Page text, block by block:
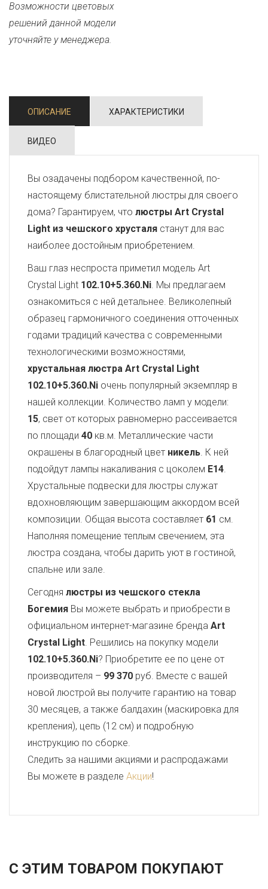
Возможности цветовых
решений данной модели
уточняйте у менеджера.
ОПИСАНИЕ ХАРАКТЕРИСТИКИ
ВИДЕО
Вы озадачены подбором качественной, по-
настоящему блистательной люстры для своего
дома? Гарантируем, что люстры Art Crystal
Light из чешского хрусталя станут для вас
наиболее достойным приобретением.
Ваш глаз неспроста приметил модель Art
Crystal Light 102.10+5.360.Ni. Мы предлагаем
ознакомиться с ней детальнее. Великолепный
образец гармоничного соединения отточенных
годами традиций качества с современными
технологическими возможностями,
хрустальная люстра Art Crystal Light
102.10+5.360.Ni очень популярный экземпляр в
нашей коллекции. Количество ламп у модели:
15, свет от которых равномерно рассеивается
по площади 40 кв.м. Металлические части
окрашены в благородный цвет никель. К ней
подойдут лампы накаливания с цоколем E14.
Хрустальные подвески для люстры служат
вдохновляющим завершающим аккордом всей
композиции. Общая высота составляет 61 см.
Наполняя помещение теплым свечением, эта
люстра создана, чтобы дарить уют в гостиной,
спальне или зале.
Сегодня люстры из чешского стекла
Богемия Вы можете выбрать и приобрести в
официальном интернет-магазине бренда Art
Crystal Light. Решились на покупку модели
102.10+5.360.Ni? Приобретите ее по цене от
производителя – 99 370 руб. Вместе с вашей
новой люстрой вы получите гарантию на товар
30 месяцев, а также балдахин (маскировка для
крепления), цепь (12 см) и подробную
инструкцию по сборке.
Следить за нашими акциями и распродажами
Вы можете в разделе Акции!
С ЭТИМ ТОВАРОМ ПОКУПАЮТ